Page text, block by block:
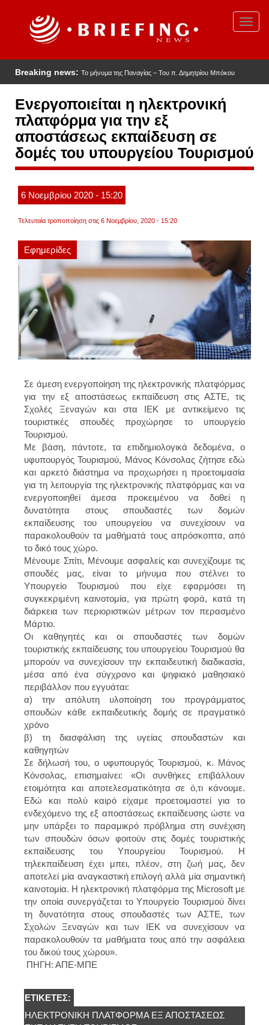
Breaking news: Το μήνυμα της Παναγίας – Του π. Δημητρίου Μπόκου
Ενεργοποιείται η ηλεκτρονική
πλατφόρμα για την εξ
αποστάσεως εκπαίδευση σε
δομές του υπουργείου Τουρισμού
6 Νοεμβρίου 2020 - 15:20
Τελευταία τροποποίηση στις 6 Νοεμβρίου, 2020 - 15:20
Εφημερίδες
Σε άμεση ενεργοποίηση της ηλεκτρονικής πλατφόρμας
για την εξ αποστάσεως εκπαίδευση στις ΑΣΤΕ, τις
Σχολές Ξεναγών και στα ΙΕΚ με αντικείμενο τις
τουριστικές σπουδές προχώρησε το υπουργείο
Τουρισμού.
Με βάση, πάντοτε, τα επιδημιολογικά δεδομένα, ο
υφυπουργός Τουρισμού, Μάνος Κόνσολας ζήτησε εδώ
και αρκετό διάστημα να προχωρήσει η προετοιμασία
για τη λειτουργία της ηλεκτρονικής πλατφόρμας και να
ενεργοποιηθεί άμεσα προκειμένου να δοθεί η
δυνατότητα στους σπουδαστές των δομών
εκπαίδευσης του υπουργείου να συνεχίσουν να
παρακολουθούν τα μαθήματά τους απρόσκοπτα, από
το δικό τους χώρο.
Μένουμε Σπίτι, Μένουμε ασφαλείς και συνεχίζουμε τις
σπουδές μας, είναι το μήνυμα που στέλνει το
Υπουργείο Τουρισμού που είχε εφαρμόσει τη
συγκεκριμένη καινοτομία, για πρώτη φορά, κατά τη
διάρκεια των περιοριστικών μέτρων τον περασμένο
Μάρτιο.
Οι καθηγητές και οι σπουδαστές των δομών
τουριστικής εκπαίδευσης του υπουργείου Τουρισμού θα
μπορούν να συνεχίσουν την εκπαιδευτική διαδικασία,
μέσα από ένα σύγχρονο και ψηφιακό μαθησιακό
περιβάλλον που εγγυάται:
α) την απόλυτη υλοποίηση του προγράμματος
σπουδών κάθε εκπαιδευτικής δομής σε πραγματικό
χρόνο
β) τη διασφάλιση της υγείας σπουδαστών και
καθηγητών
Σε δήλωσή του, ο υφυπουργός Τουρισμού, κ. Μάνος
Κόνσολας, επισημαίνει: «Οι συνθήκες επιβάλλουν
ετοιμότητα και αποτελεσματικότητα σε ό,τι κάνουμε.
Εδώ και πολύ καιρό είχαμε προετοιμαστεί για το
ενδεχόμενο της εξ αποστάσεως εκπαίδευσης ώστε να
μην υπάρξει το παραμικρό πρόβλημα στη συνέχιση
των σπουδών όσων φοιτούν στις δομές τουριστικής
εκπαίδευσης του Υπουργείου Τουρισμού. Η
τηλεκπαίδευση έχει μπει, πλέον, στη ζωή μας, δεν
αποτελεί μία αναγκαστική επιλογή αλλά μία σημαντική
καινοτομία. Η ηλεκτρονική πλατφόρμα της Microsoft με
την οποία συνεργάζεται το Υπουργείο Τουρισμού δίνει
τη δυνατότητα στους σπουδαστές των ΑΣΤΕ, των
Σχολών Ξεναγών και των ΙΕΚ να συνεχίσουν να
παρακολουθούν τα μαθήματα τους από την ασφάλεια
του δικού τους χώρου».
ΠΗΓΗ: ΑΠΕ-ΜΠΕ
ΕΤΙΚΈΤΕΣ:
ΗΛΕΚΤΡΟΝΙΚΗ ΠΛΑΤΦΟΡΜΑ ΕΞ ΑΠΟΣΤΑΣΕΩΣ